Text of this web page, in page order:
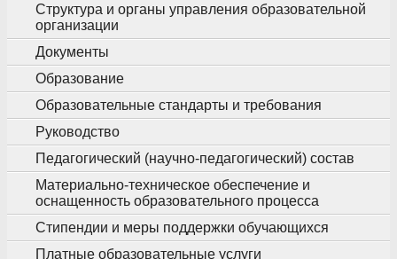
Структура и органы управления образовательной
организации
Документы
Образование
Образовательные стандарты и требования
Руководство
Педагогический (научно-педагогический) состав
Материально-техническое обеспечение и
оснащенность образовательного процесса
Стипендии и меры поддержки обучающихся
Платные образовательные услуги